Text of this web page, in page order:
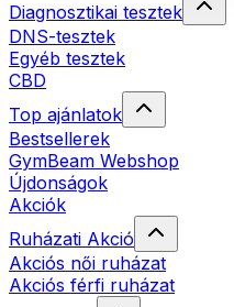
Diagnosztikai tesztek
DNS-tesztek
Egyéb tesztek
CBD
Top ajánlatok
Bestsellerek
GymBeam Webshop
Újdonságok
Akciók
Ruházati Akció
Akciós női ruházat
Akciós férfi ruházat